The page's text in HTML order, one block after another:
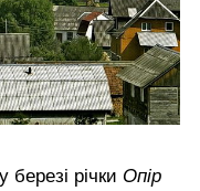
річки Опір